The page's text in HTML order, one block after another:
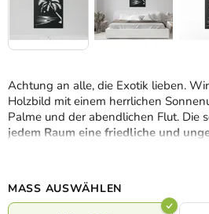
Achtung an alle, die Exotik lieben.
Holzbild mit einem herrlichen
Palme und der abendlichen Flut. Die
jedem Raum eine friedliche und
jedem Blick auf dieses Bild werden
MASS AUSWÄHLEN